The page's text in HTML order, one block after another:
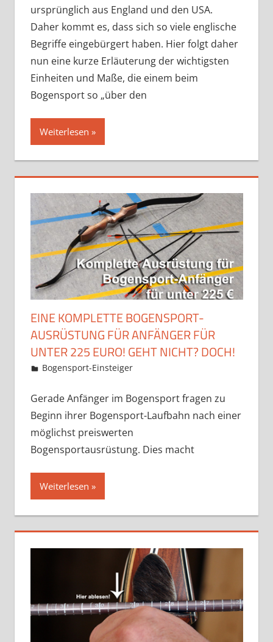
ursprünglich aus England und den USA.
Daher kommt es, dass sich so viele englische
Begriffe eingebürgert haben. Hier folgt daher
nun eine kurze Erläuterung der wichtigsten
Einheiten und Maße, die einem beim
Bogensport so „über den
Weiterlesen
EINE KOMPLETTE BOGENSPORT-
AUSRÜSTUNG FÜR ANFÄNGER FÜR
UNTER 225 EURO! GEHT NICHT? DOCH!
11. August 2023
Martina Berg
Bogensport-Einsteiger
Gerade Anfänger im Bogensport fragen zu
Beginn ihrer Bogensport-Laufbahn nach einer
möglichst preiswerten
Bogensportausrüstung. Dies macht
Weiterlesen